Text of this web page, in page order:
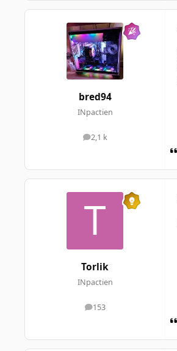
bred94
INpactien
2,1 k
messages
Torlik
INpactien
153
messages